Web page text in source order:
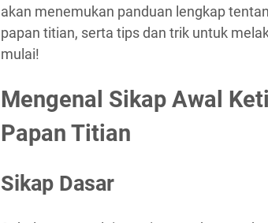
akan menemukan panduan lengkap
papan titian, serta tips dan trik untuk
mulai!
Mengenal Sikap Awal
Papan Titian
Sikap Dasar